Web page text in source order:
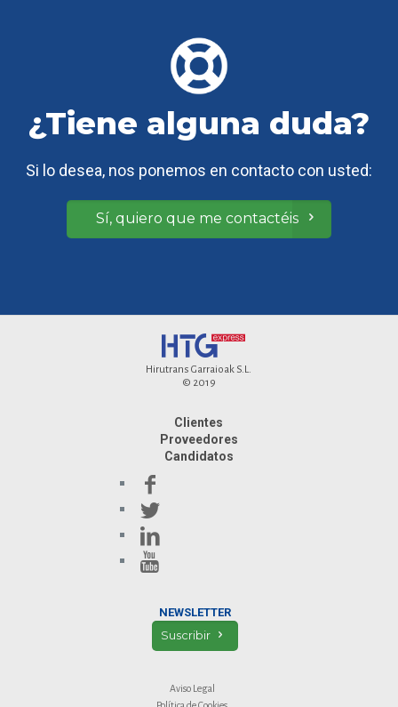
¿Tiene alguna duda?
Si lo desea, nos ponemos en contacto con usted:
Sí, quiero que me contactéis
Hirutrans Garraioak S.L.
© 2019
Clientes
Proveedores
Candidatos
NEWSLETTER
Suscribir
Aviso Legal